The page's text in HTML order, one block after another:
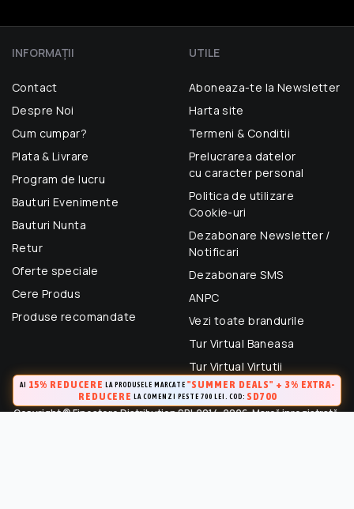
INFORMAŢII
Contact
Despre Noi
Cum cumpar?
Plata & Livrare
Program de lucru
Bauturi Evenimente
Bauturi Nunta
Retur
Oferte speciale
Cere Produs
Produse recomandate
UTILE
Aboneaza-te la Newsletter
Harta site
Termeni & Conditii
Prelucrarea datelor
cu caracter personal
Politica de utilizare
Cookie-uri
Dezabonare Newsletter /
Notificari
Dezabonare SMS
ANPC
Vezi toate brandurile
Tur Virtual Baneasa
Tur Virtual Virtutii
Copyright © Finestore Distribution SRL 2014-2026. Marcă inregistrată.
AI 15% REDUCERE LA PRODUSELE MARCATE "SUMMER DEALS" + 3% EXTRA-
REDUCERE LA COMENZI PESTE 700 LEI. COD: SD700